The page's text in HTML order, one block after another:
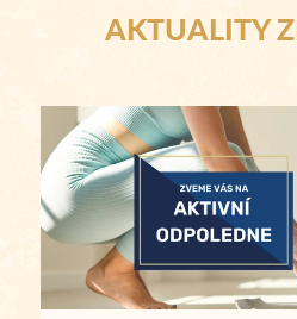
AKTUALITY